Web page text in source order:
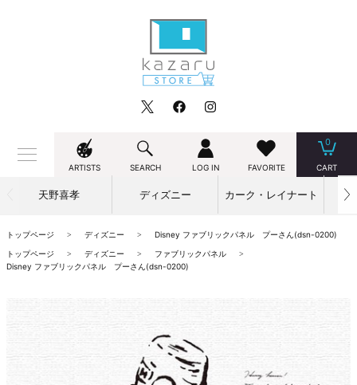
ARTISTS SEARCH LOG IN FAVORITE
0
CART
天野喜孝 ディズニー カーク・レイナート
トップページ ディズニー
Disney ファブリックパネル プーさん(dsn-0200)
トップページ
ディズニー
ファブリックパネル
Disney ファブリックパネル プーさん(dsn-0200)